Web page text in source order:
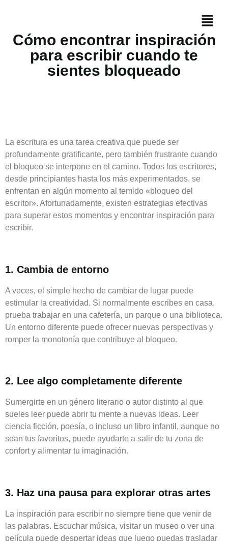
Cómo encontrar inspiración
para escribir cuando te
sientes bloqueado
La escritura es una tarea creativa que puede ser
profundamente gratificante, pero también frustrante cuando
el bloqueo se interpone en el camino. Todos los escritores,
desde principiantes hasta los más experimentados, se
enfrentan en algún momento al temido «bloqueo del
escritor». Afortunadamente, existen estrategias efectivas
para superar estos momentos y encontrar inspiración para
escribir.
1. Cambia de entorno
A veces, el simple hecho de cambiar de lugar puede
estimular la creatividad. Si normalmente escribes en casa,
prueba trabajar en una cafetería, un parque o una biblioteca.
Un entorno diferente puede ofrecer nuevas perspectivas y
romper la monotonía que contribuye al bloqueo.
2. Lee algo completamente diferente
Sumergirte en un género literario o autor distinto al que
sueles leer puede abrir tu mente a nuevas ideas. Leer
ciencia ficción, poesía, o incluso un libro infantil, aunque no
sean tus favoritos, puede ayudarte a salir de tu zona de
confort y alimentar tu imaginación.
3. Haz una pausa para explorar otras artes
La inspiración para escribir no siempre tiene que venir de
las palabras. Escuchar música, visitar un museo o ver una
película puede despertar ideas que luego puedas trasladar